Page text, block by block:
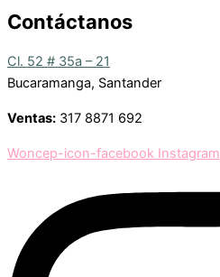
Contáctanos
Cl. 52 # 35a – 21
Bucaramanga, Santander
Ventas: 317 8871 692
Woncep-icon-facebook Instagram